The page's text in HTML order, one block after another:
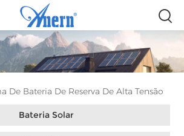
De Bateria De Reserva De Alta Tensão
Bateria Solar